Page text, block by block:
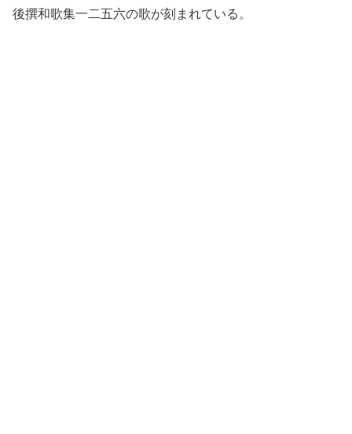
後撰和歌集一二五六の歌が刻まれている。